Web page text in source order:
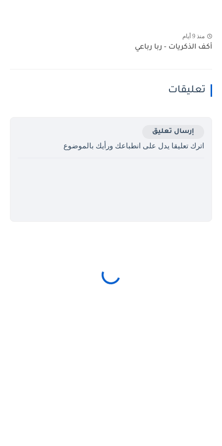
منذ 9 أيام
أكف الذكريات - ربا رباعي
تعليقات
إرسال تعليق
اترك تعليقا يدل على انطباعك ورأيك بالموضوع